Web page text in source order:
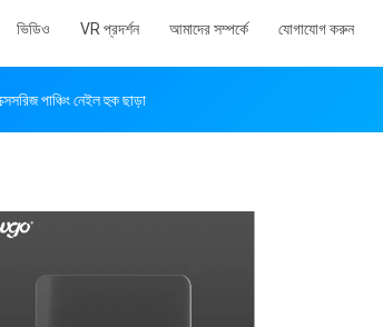
ভিডিও VR প্রদর্শন আমাদের সম্পর্কে যোগাযোগ করুন
পাঞ্চিং নেইল হুক ছাড়া